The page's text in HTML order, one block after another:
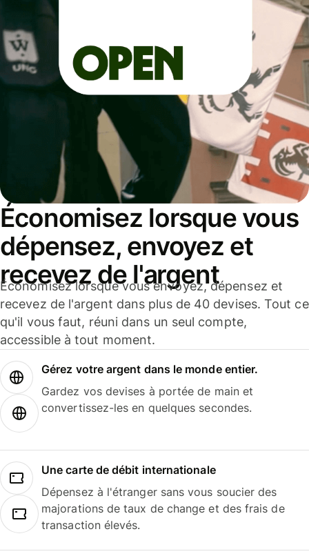
Économisez lorsque vous
dépensez, envoyez et
recevez de l'argent
Économisez lorsque vous envoyez, dépensez et
recevez de l'argent dans plus de 40 devises. Tout ce
qu'il vous faut, réuni dans un seul compte,
accessible à tout moment.
Gérez votre argent dans le monde entier.
Gardez vos devises à portée de main et
convertissez-les en quelques secondes.
Une carte de débit internationale
Dépensez à l'étranger sans vous soucier des
majorations de taux de change et des frais de
transaction élevés.